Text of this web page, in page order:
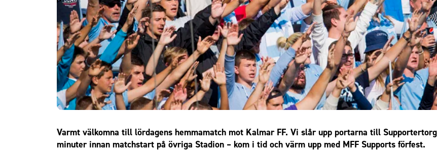
Om Malmö FF
Varmt välkomna till lördagens hemmamatch mot Kalmar FF. Vi slår upp portarna till
minuter innan matchstart på övriga Stadion – kom i tid och värm upp med MFF Supports förfest.